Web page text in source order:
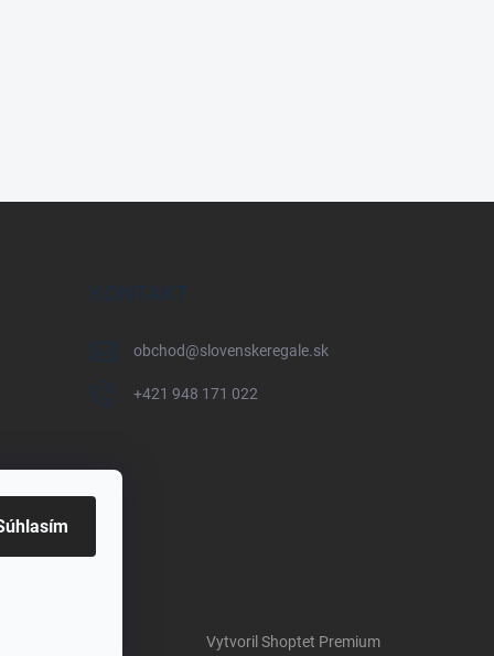
KONTAKT
obchod@slovenskeregale.sk
+421 948 171 022
Vytvoril Shoptet Premium